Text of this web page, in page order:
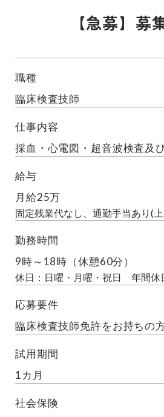
【急募】募
職種
臨床検査技師
仕事内容
採血・心電図・超音波検査及
給与
月給25万
固定残業代なし、通勤手当あり(
勤務時間
9時～18時（休憩60分）
休日：日曜・月曜・祝日 年間休
応募要件
臨床検査技師免許をお持ちの
試用期間
1カ月
社会保険